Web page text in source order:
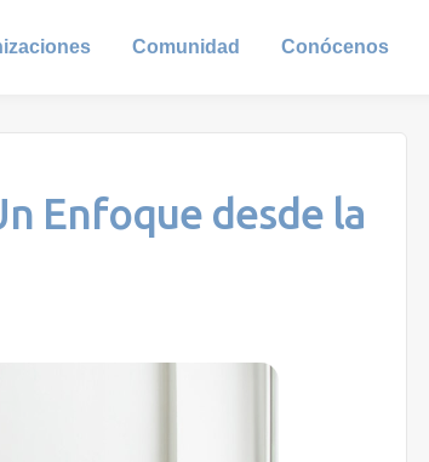
Comunidad Conócenos
Enfoque desde la